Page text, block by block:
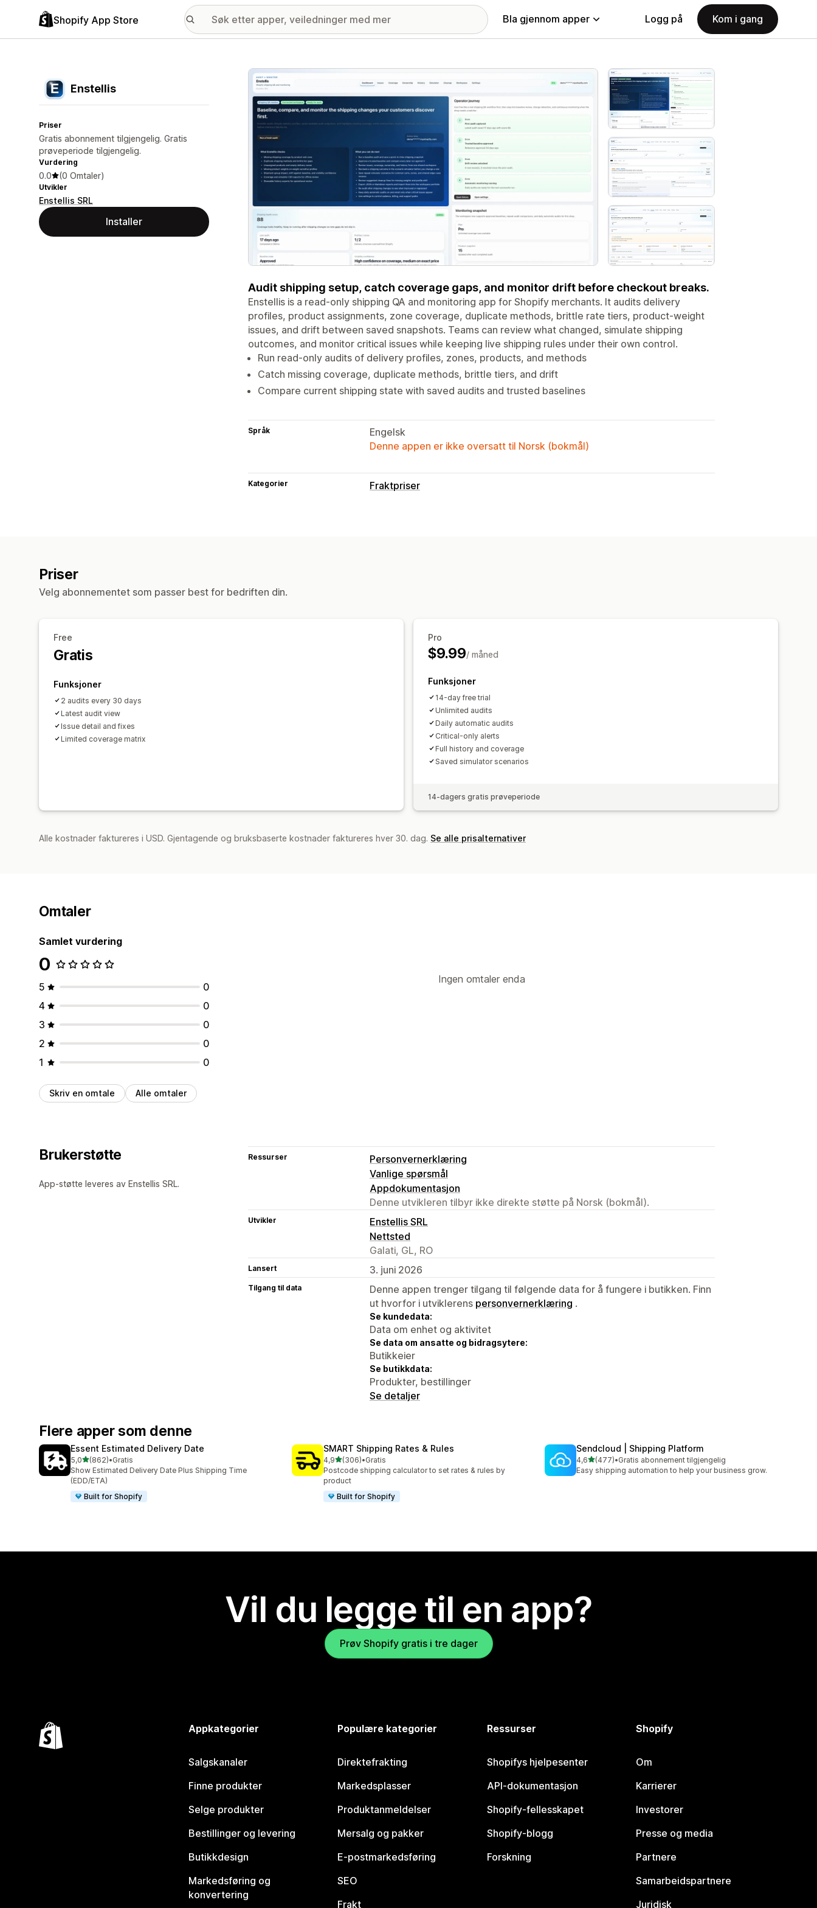
Shopify App Store Bla gjennom apper Logg på Kom i gang
Enstellis
Priser
Gratis abonnement tilgjengelig. Gratis
prøveperiode tilgjengelig.
Vurdering
0.0 (0 Omtaler)
Utvikler
Enstellis SRL
Installer
Galleri med fremhevede bilder
Audit shipping setup, catch coverage gaps, and monitor drift before checkout breaks.
Enstellis is a read-only shipping QA and monitoring app for Shopify merchants. It audits delivery
profiles, product assignments, zone coverage, duplicate methods, brittle rate tiers, product-weight
issues, and drift between saved snapshots. Teams can review what changed, simulate shipping
outcomes, and monitor critical issues while keeping live shipping rules under their own control.
Run read-only audits of delivery profiles, zones, products, and methods
Catch missing coverage, duplicate methods, brittle tiers, and drift
Compare current shipping state with saved audits and trusted baselines
Språk
Engelsk
Denne appen er ikke oversatt til Norsk (bokmål)
Kategorier Fraktpriser
Priser
Velg abonnementet som passer best for bedriften din.
Free
Gratis
Funksjoner
2 audits every 30 days
Latest audit view
Issue detail and fixes
Limited coverage matrix
Pro
$9.99/ måned
Funksjoner
14-day free trial
Unlimited audits
Daily automatic audits
Critical-only alerts
Full history and coverage
Saved simulator scenarios
14-dagers gratis prøveperiode
Alle kostnader faktureres i USD. Gjentagende og bruksbaserte kostnader faktureres hver 30. dag. Se alle prisalternativer
Omtaler
Samlet vurdering
0
5
0
4
0
3
0
2
0
1
0
Skriv en omtale Alle omtaler
Ingen omtaler enda
Brukerstøtte
App-støtte leveres av Enstellis SRL.
Ressurser
Personvernerklæring
Vanlige spørsmål
Appdokumentasjon
Denne utvikleren tilbyr ikke direkte støtte på Norsk (bokmål).
Utvikler
Enstellis SRL
Nettsted
Galati, GL, RO
Lansert 3. juni 2026
Tilgang til data
Denne appen trenger tilgang til følgende data for å fungere i butikken. Finn
ut hvorfor i utviklerens personvernerklæring .
Se kundedata:
Data om enhet og aktivitet
Se data om ansatte og bidragsytere:
Butikkeier
Se butikkdata:
Produkter, bestillinger
Se detaljer
Flere apper som denne
Essent Estimated Delivery Date
5,0av 5 stjerner
(862)
Totalt 862 omtaler
•Gratis
Show Estimated Delivery Date Plus Shipping Time
(EDD/ETA)
Built for Shopify
SMART Shipping Rates & Rules
4,9av 5 stjerner
(306)
Totalt 306 omtaler
•Gratis
Postcode shipping calculator to set rates & rules by
product
Built for Shopify
Sendcloud | Shipping Platform
4,6av 5 stjerner
(477)
Totalt 477 omtaler
•Gratis abonnement tilgjengelig
Easy shipping automation to help your business grow.
Vil du legge til en app?
Prøv Shopify gratis i tre dager
Appkategorier
Salgskanaler
Finne produkter
Selge produkter
Bestillinger og levering
Butikkdesign
Markedsføring og
konvertering
Populære kategorier
Direktefrakting
Markedsplasser
Produktanmeldelser
Mersalg og pakker
E-postmarkedsføring
SEO
Frakt
Ressurser
Shopifys hjelpesenter
API-dokumentasjon
Shopify-fellesskapet
Shopify-blogg
Forskning
Shopify
Om
Karrierer
Investorer
Presse og media
Partnere
Samarbeidspartnere
Juridisk